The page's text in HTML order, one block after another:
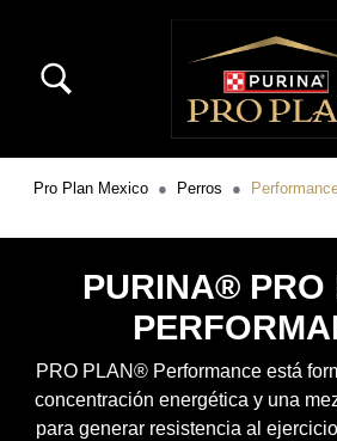
Menú Secundario Pro Plan
Menú Principal Pro Plan
Pro Plan Mexico Perros
PURINA®
PRO PLAN® Performance está
concentración energética y una
para generar resistencia al